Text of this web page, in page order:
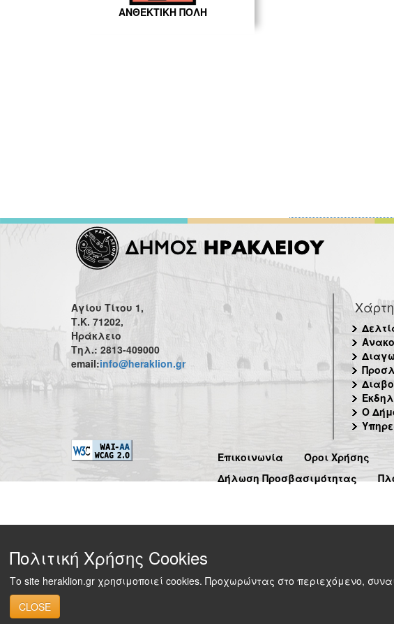
ΑΝΘΕΚΤΙΚΗ ΠΟΛΗ
Αγίου Τίτου 1,
Τ.Κ. 71202,
Ηράκλειο
Τηλ.: 2813-409000
email:info@heraklion.gr
Ο
Επικοινωνία
Όροι Χρήσης
Δήλωση Προσβασιμότητας
Πολιτική Χρήσης Cookies
Το site heraklion.gr χρησιμοποιεί cookies. Προχωρώντας στο περιεχόμενο,
CLOSE